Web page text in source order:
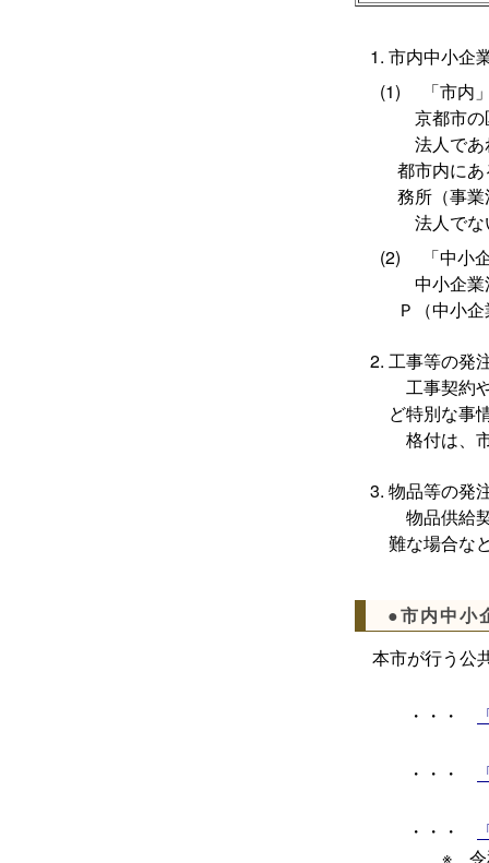
市内中小企
「市内
京都市の
法人であ
都市内に
務所（事
法人でな
「中小
中小企業
Ｐ（中小
工事等の発
工事契約
ど特別な事
格付は、
物品等の発
物品供給
難な場合な
●市内中小
本市が行う公
・・・
・・・
・・・
※ 令和６年５